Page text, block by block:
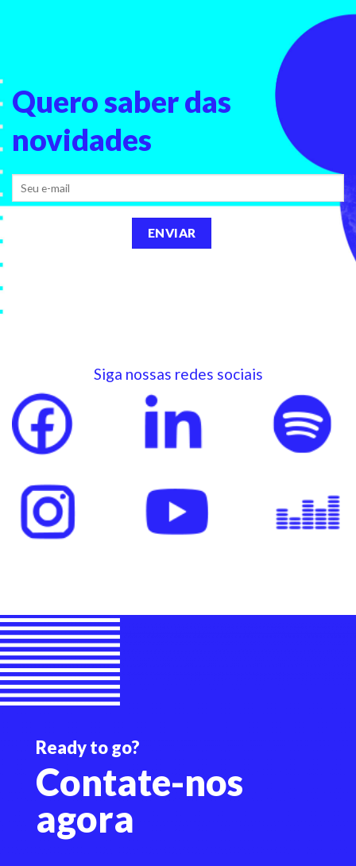
Quero saberdas
novidades
Siga nossas redes sociais
Ready to go?
Contate-nos
agora